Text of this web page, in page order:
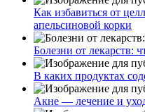
Как избавиться от
апельсиновой корки
Болезни от лекарств:
В каких продуктах
Акне — лечение и